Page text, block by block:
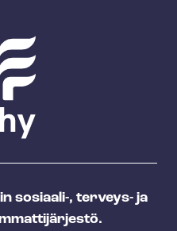
sosiaali-, terveys- ja